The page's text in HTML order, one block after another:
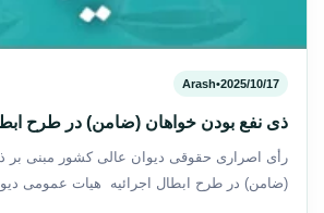
2025/10/17
•
Arash
ذی نفع بودن خواهان (ضامن) در طرح
رأی اصراری حقوقی دیوان عالی کشور مبنی بر
(ضامن) در طرح ابطال اجرائیه هیات عمومی